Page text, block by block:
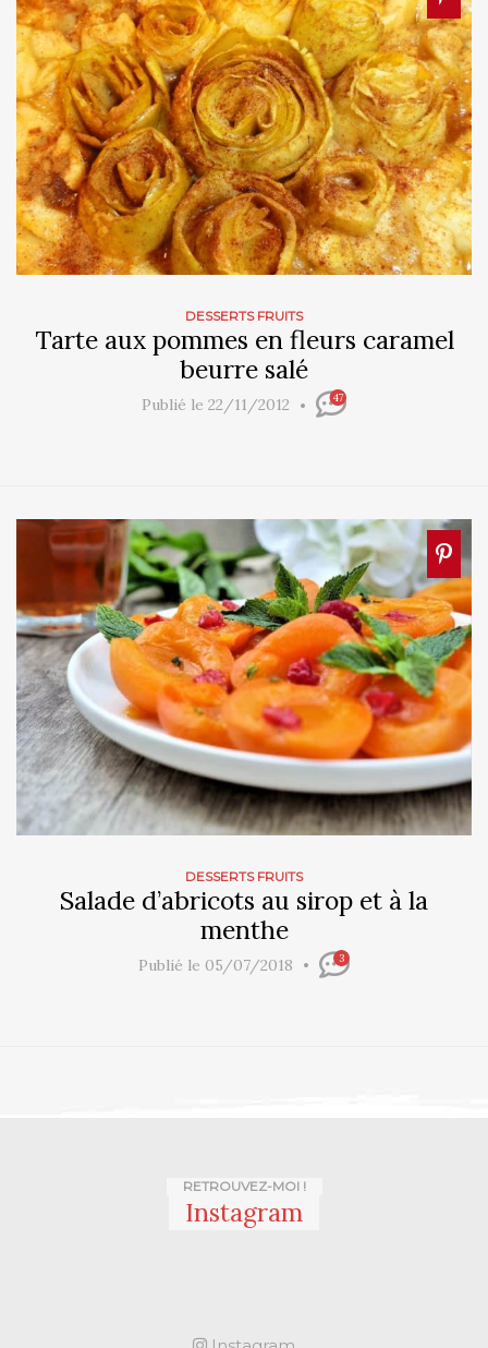
DESSERTS FRUITS
Tarte aux pommes en fleurs caramel
beurre salé
Publié le 22/11/2012 47
DESSERTS FRUITS
Salade d’abricots au sirop et à la
menthe
Publié le 05/07/2018 3
RETROUVEZ-MOI !
Instagram